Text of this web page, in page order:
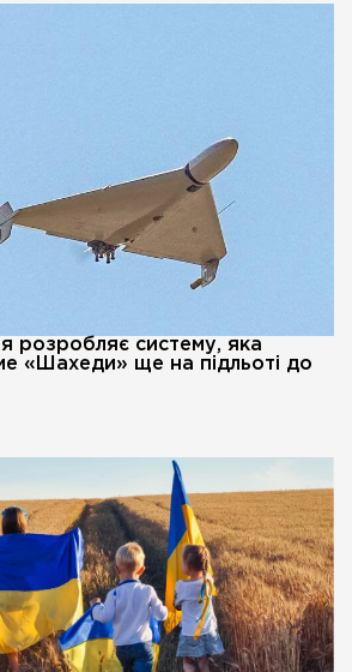
розробляє систему, яка
«Шахеди» ще на підльоті до